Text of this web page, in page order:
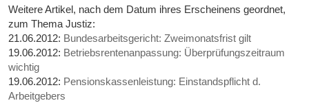
Weitere Artikel, nach dem Datum ihres Erscheinens geordnet,
zum Thema Justiz:
21.06.2012: Bundesarbeitsgericht: Zweimonatsfrist gilt
19.06.2012: Betriebsrentenanpassung: Überprüfungszeitraum
wichtig
19.06.2012: Pensionskassenleistung: Einstandspflicht d.
Arbeitgebers